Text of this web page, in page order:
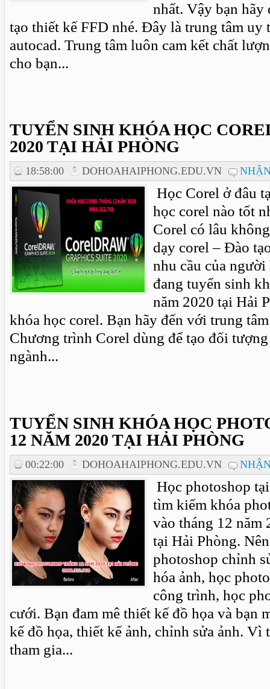
nhất. Vậy bạn hãy
tạo thiết kế FFD nhé. Đây là trung tâm uy
autocad. Trung tâm luôn cam kết chất
cho bạn...
TUYỂN SINH KHÓA HỌC
2020 TẠI HẢI PHÒNG
18:58:00 DOHOAHAIPHONG.EDU.VN
Học Corel ở đâu
học corel nào tốt
Corel có lâu
dạy corel – Đào
nhu cầu của
đang tuyển sinh
năm 2020 tại Hải
khóa học corel. Bạn hãy đến với trung
Chương trình Corel dùng để tạo đối
ngành...
TUYỂN SINH KHÓA HỌC
12 NĂM 2020 TẠI HẢI PHÒNG
00:22:00 DOHOAHAIPHONG.EDU.VN
Học photoshop
tìm kiếm khóa
vào tháng 12 năm
tại Hải Phòng.
photoshop chỉnh
hóa ảnh, học
công trình, học
cưới. Bạn đam mê thiết kế đồ họa và bạn
kế đồ họa, thiết kế ảnh, chỉnh sửa ảnh. Vì
tham gia...